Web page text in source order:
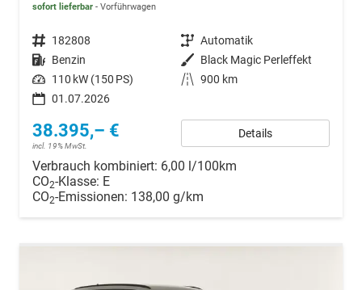
sofort lieferbar Vorführwagen
Fahrzeugnr. 182808 Getriebe Automatik
Kraftstoff Benzin Außenfarbe Black Magic Perleffekt
Leistung 110 kW (150 PS) Kilometerstand 900 km
01.07.2026
38.395,– €
incl. 19% MwSt.
Details
Verbrauch kombiniert: 6,00 l/100km
CO2-Klasse: E
CO2-Emissionen: 138,00 g/km